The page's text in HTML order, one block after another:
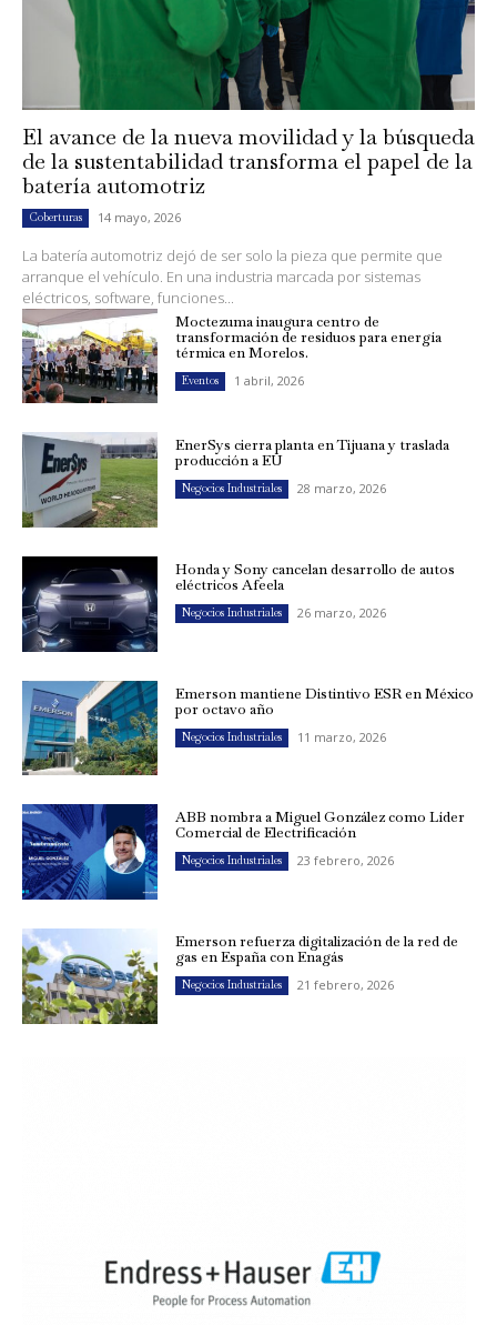
El avance de la nueva movilidad y la búsqueda
de la sustentabilidad transforma el papel de la
batería automotriz
Coberturas 14 mayo, 2026
La batería automotriz dejó de ser solo la pieza que permite que
arranque el vehículo. En una industria marcada por sistemas
eléctricos, software, funciones...
Moctezuma inaugura centro de
transformación de residuos para energía
térmica en Morelos.
Eventos 1 abril, 2026
EnerSys cierra planta en Tijuana y traslada
producción a EU
Negocios Industriales 28 marzo, 2026
Honda y Sony cancelan desarrollo de autos
eléctricos Afeela
Negocios Industriales 26 marzo, 2026
Emerson mantiene Distintivo ESR en México
por octavo año
Negocios Industriales 11 marzo, 2026
ABB nombra a Miguel González como Líder
Comercial de Electrificación
Negocios Industriales 23 febrero, 2026
Emerson refuerza digitalización de la red de
gas en España con Enagás
Negocios Industriales 21 febrero, 2026